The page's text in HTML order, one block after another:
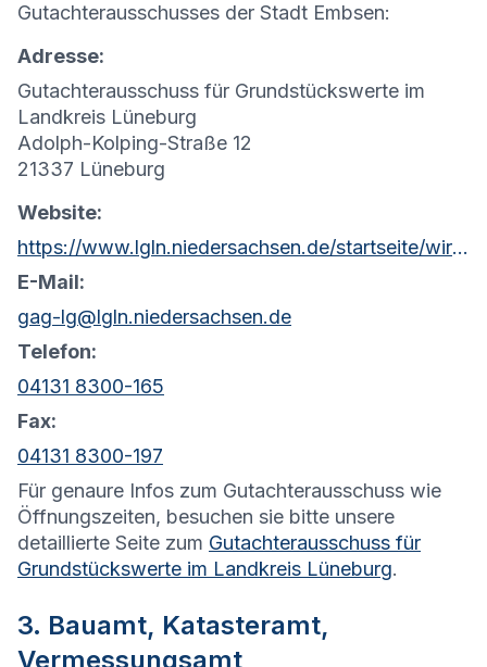
Gutachterausschusses der Stadt Embsen:
Adresse:
Gutachterausschuss für Grundstückswerte im
Landkreis Lüneburg
Adolph-Kolping-Straße 12
21337 Lüneburg
Website:
https://www.lgln.niedersachsen.de/startseite/wir_uber_uns_amp_organisation/organisation_amp_kontakt/rd_luneburg/geschaftsstelle_gutachterausschuss/geschaeftsstelle-des-gutachterausschusses-103891.html
E-Mail:
gag-lg@lgln.niedersachsen.de
Telefon:
04131 8300-165
Fax:
04131 8300-197
Für genaure Infos zum Gutachterausschuss wie
Öffnungszeiten, besuchen sie bitte unsere
detaillierte Seite zum Gutachterausschuss für
Grundstückswerte im Landkreis Lüneburg.
3. Bauamt, Katasteramt,
Vermessungsamt